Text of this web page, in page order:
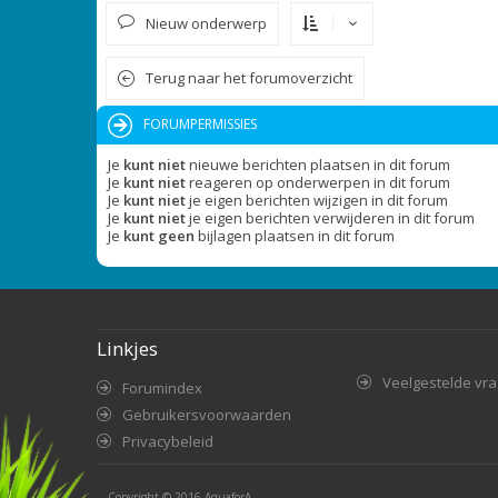
Nieuw onderwerp
Terug naar het forumoverzicht
FORUMPERMISSIES
Je kunt nietnieuwe berichten plaatsen in dit forum
Je kunt nietreageren op onderwerpen in dit forum
Je kunt nietje eigen berichten wijzigen in dit forum
Je kunt nietje eigen berichten verwijderen in dit forum
Je kunt geen bijlagen plaatsen in dit forum
Linkjes
Forumindex
Gebruikersvoorwaarden
Privacybeleid
Veelgestelde